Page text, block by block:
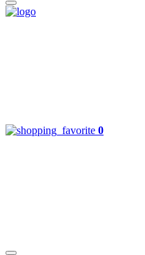
0